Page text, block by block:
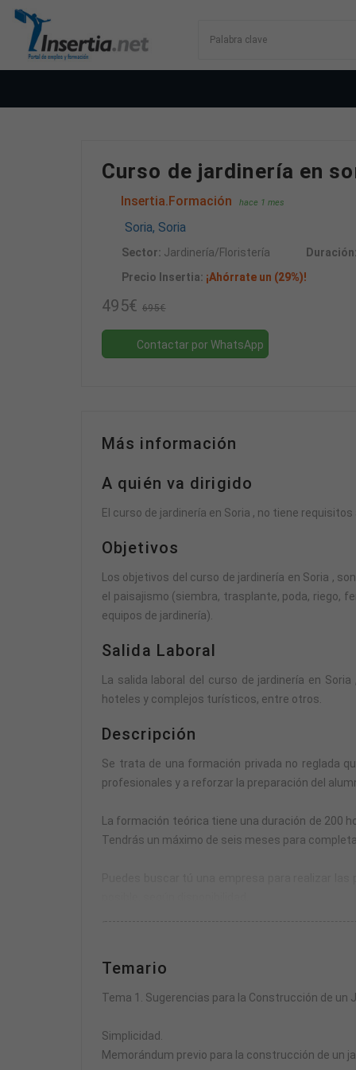
Curso de jardinería en
Insertia.Formación hace 1 mes
Soria, Soria
Sector: Jardinería/Floristería Duración:
Precio Insertia: ¡Ahórrate un (29%)!
495€ 695€
Contactar por WhatsApp
Más información
A quién va dirigido
El curso de jardinería en Soria , no tiene
Objetivos
Los objetivos del curso de jardinería en Soria ,
el paisajismo (siembra, trasplante, poda, riego,
equipos de jardinería).
Salida Laboral
La salida laboral del curso de jardinería en
hoteles y complejos turísticos, entre otros.
Descripción
Se trata de una formación privada no reglada
profesionales y a reforzar la preparación del
La formación teórica tiene una duración de 200
Tendrás un máximo de seis meses para
Puedes buscar tú una empresa para realizar
La formación práctica se compone de un
El horario de las prácticas se fijará de mutuo
parte teórica.
En total, el curso acredita 300 horas entre
Temario
Tema 1. Sugerencias para la Construcción de un
Simplicidad.
Memorándum previo para la construcción de un